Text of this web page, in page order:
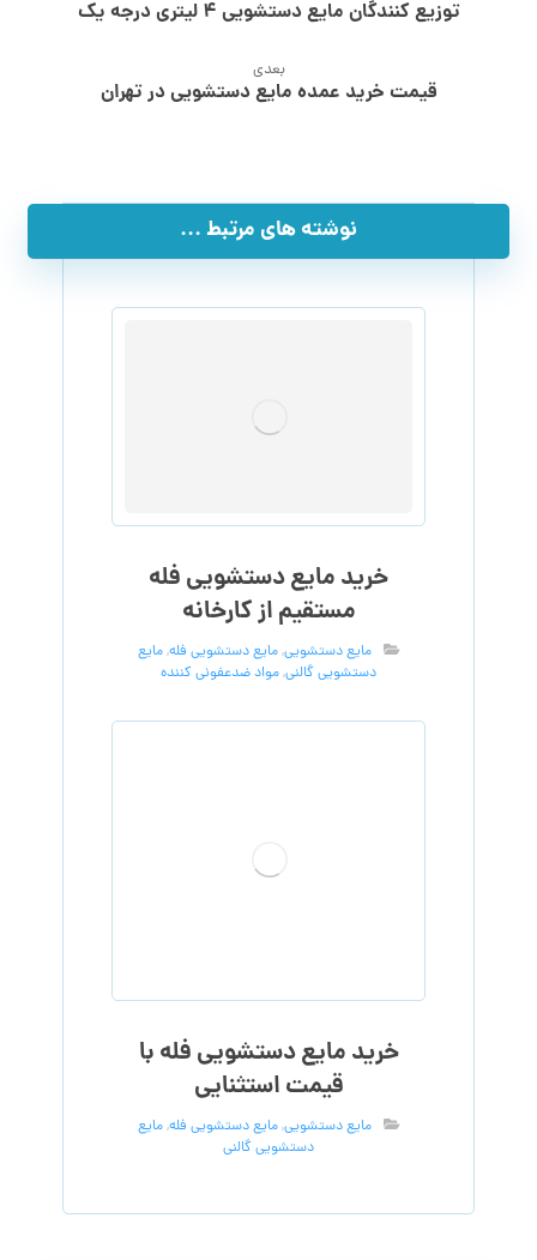
توزیع کنندگان مایع دستشویی ۴ لیتری درجه یک
بعدی
قیمت خرید عمده مایع دستشویی در تهران
نوشته های مرتبط ...
خرید مایع دستشویی فله
مستقیم از کارخانه
مایع دستشویی,مایع دستشویی فله,مایع
دستشویی گالنی,مواد ضدعفونی کننده
خرید مایع دستشویی فله با
قیمت استثنایی
مایع دستشویی,مایع دستشویی فله,مایع
دستشویی گالنی